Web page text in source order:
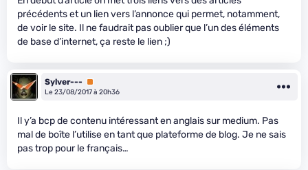
précédents et un lien vers l’annonce qui permet, notamment,
de voir le site. Il ne faudrait pas oublier que l’un des éléments
de base d’internet, ça reste le lien ;)
Sylver---
Premium
Le 23/08/2017 à 20h36
Il y’a bcp de contenu intéressant en anglais sur medium. Pas
mal de boîte l’utilise en tant que plateforme de blog. Je ne sais
pas trop pour le français…